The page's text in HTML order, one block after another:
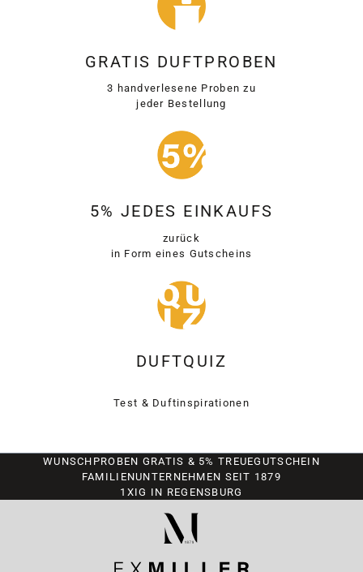
GRATIS DUFTPROBEN
3 handverlesene Proben zu
jeder Bestellung
5% JEDES EINKAUFS
zurück
in Form eines Gutscheins
DUFTQUIZ
Test & Duftinspirationen
WUNSCHPROBEN GRATIS & 5% TREUEGUTSCHEIN
FAMILIENUNTERNEHMEN SEIT 1879
1XIG IN REGENSBURG